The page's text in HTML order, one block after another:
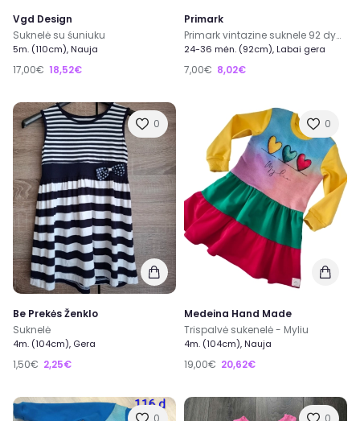
Vgd Design
Suknelė su śuniuku
5m. (110cm), Nauja
17,00€ 18,52€
Primark
Primark vintazine suknele 92 dydis
24-36 mėn. (92cm), Labai gera
7,00€ 8,02€
0
Be Prekės Ženklo
Suknelė
4m. (104cm), Gera
1,50€ 2,25€
0
Medeina Hand Made
Trispalvė sukenelė - Myliu
4m. (104cm), Nauja
19,00€ 20,62€